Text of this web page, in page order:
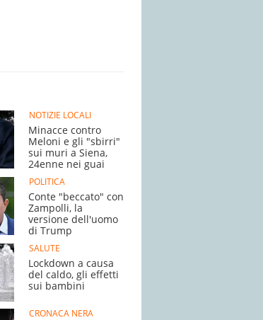
NOTIZIE LOCALI
Minacce contro
Meloni e gli "sbirri"
sui muri a Siena,
24enne nei guai
POLITICA
Conte "beccato" con
Zampolli, la
versione dell'uomo
di Trump
SALUTE
Lockdown a causa
del caldo, gli effetti
sui bambini
CRONACA NERA